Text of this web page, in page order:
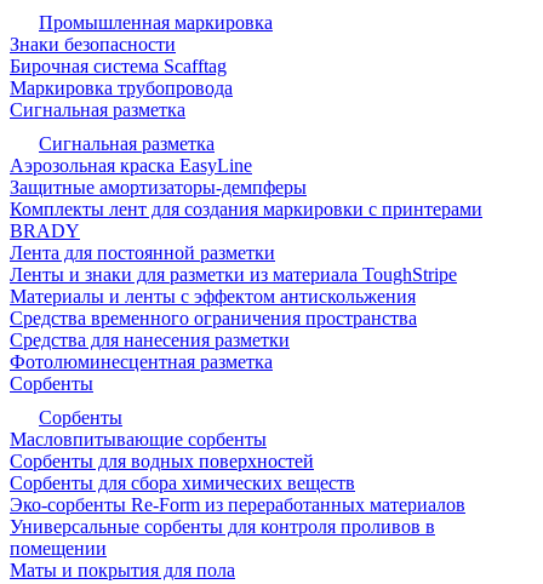
Промышленная маркировка
Знаки безопасности
Бирочная система Scafftag
Маркировка трубопровода
Сигнальная разметка
Сигнальная разметка
Аэрозольная краска EasyLine
Защитные амортизаторы-демпферы
Комплекты лент для создания маркировки с принтерами
BRADY
Лента для постоянной разметки
Ленты и знаки для разметки из материала ToughStripe
Материалы и ленты с эффектом антискольжения
Средства временного ограничения пространства
Средства для нанесения разметки
Фотолюминесцентная разметка
Сорбенты
Сорбенты
Масловпитывающие сорбенты
Сорбенты для водных поверхностей
Сорбенты для сбора химических веществ
Эко-сорбенты Re-Form из переработанных материалов
Универсальные сорбенты для контроля проливов в
помещении
Маты и покрытия для пола